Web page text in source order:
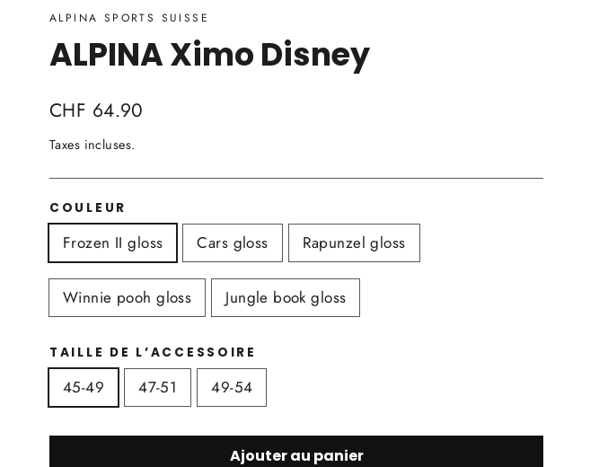
ALPINA SPORTS SUISSE
ALPINA Ximo Disney
Prix
CHF 64.90
Taxes incluses.
COULEUR
Frozen II gloss Cars gloss Rapunzel gloss
Winnie pooh gloss Jungle book gloss
TAILLE DE L’ACCESSOIRE
45-49 47-51 49-54
Ajouter au panier